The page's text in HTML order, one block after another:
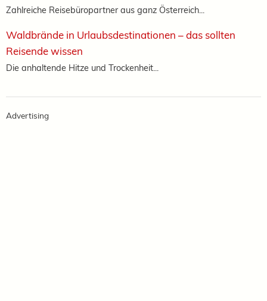
Zahlreiche Reisebüropartner aus ganz Österreich...
Waldbrände in Urlaubsdestinationen – das sollten
Reisende wissen
Die anhaltende Hitze und Trockenheit...
Advertising